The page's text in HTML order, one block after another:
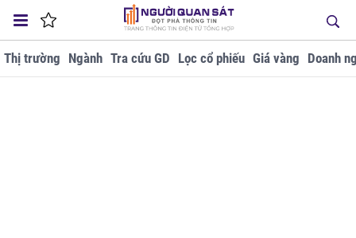
Thị trường Ngành Tra cứu GD Lọc cổ phiếu Giá vàng Doanh